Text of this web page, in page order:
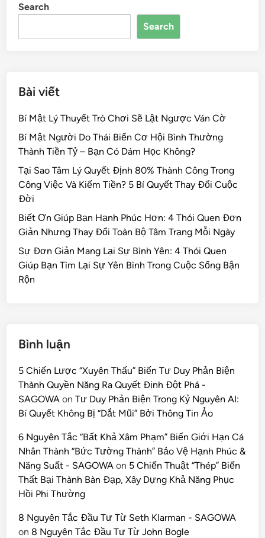
o
o
n s
Search
Search
Bài viết
Bí Mật Lý Thuyết Trò Chơi Sẽ Lật Ngược Ván Cờ
Bí Mật Người Do Thái Biến Cơ Hội Bình Thường
Thành Tiền Tỷ – Bạn Có Dám Học Không?
Tại Sao Tâm Lý Quyết Định 80% Thành Công Trong
Công Việc Và Kiếm Tiền? 5 Bí Quyết Thay Đổi Cuộc
Đời
Biết Ơn Giúp Bạn Hạnh Phúc Hơn: 4 Thói Quen Đơn
Giản Nhưng Thay Đổi Toàn Bộ Tâm Trạng Mỗi Ngày
Sự Đơn Giản Mang Lại Sự Bình Yên: 4 Thói Quen
Giúp Bạn Tìm Lại Sự Yên Bình Trong Cuộc Sống Bận
Rộn
Bình luận
5 Chiến Lược “Xuyên Thấu” Biến Tư Duy Phản Biện
Thành Quyền Năng Ra Quyết Định Đột Phá -
SAGOWA onTư Duy Phản Biện Trong Kỷ Nguyên AI:
Bí Quyết Không Bị “Dắt Mũi” Bởi Thông Tin Ảo
6 Nguyên Tắc “Bất Khả Xâm Phạm” Biến Giới Hạn Cá
Nhân Thành “Bức Tường Thành” Bảo Vệ Hạnh Phúc &
Năng Suất - SAGOWA on 5 Chiến Thuật “Thép” Biến
Thất Bại Thành Bàn Đạp, Xây Dựng Khả Năng Phục
Hồi Phi Thường
8 Nguyên Tắc Đầu Tư Từ Seth Klarman - SAGOWA
on 8 Nguyên Tắc Đầu Tư Từ John Bogle